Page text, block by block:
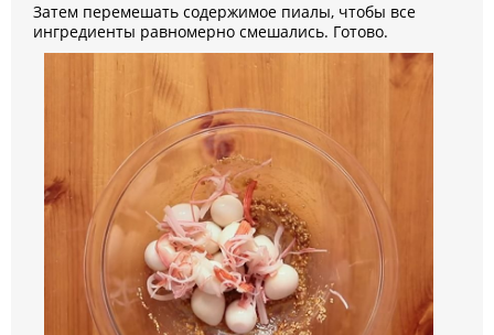
Затем перемешать содержимое пиалы, чтобы все
ингредиенты равномерно смешались. Готово.